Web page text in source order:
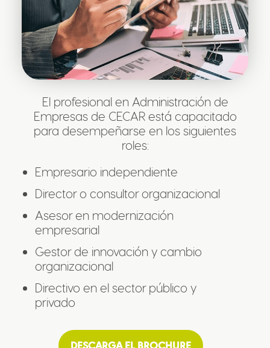
El profesional en Administración de
Empresas de CECAR está capacitado
para desempeñarse en los siguientes
roles:
Empresario independiente
Director o consultor organizacional
Asesor en modernización
empresarial
Gestor de innovación y cambio
organizacional
Directivo en el sector público y
privado